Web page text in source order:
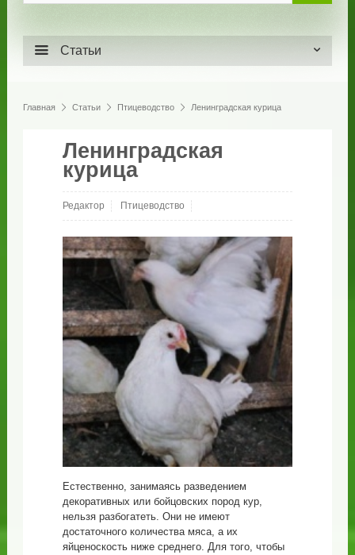
Статьи
Главная Статьи Птицеводство Ленинградская курица
Ленинградская
курица
Редактор Птицеводство
Естественно, занимаясь разведением
декоративных или бойцовских пород кур,
нельзя разбогатеть. Они не имеют
достаточного количества мяса, а их
яйценоскость ниже среднего. Для того, чтобы